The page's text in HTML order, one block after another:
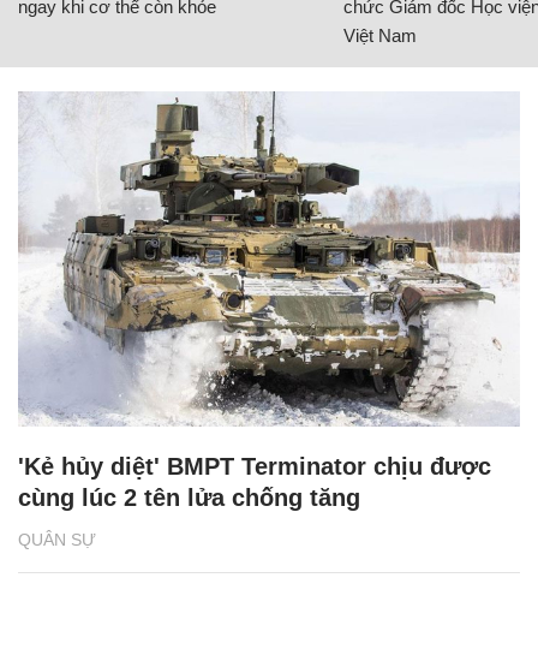
ngay khi cơ thể còn khỏe
chức Giám đốc Học
Việt Nam
QUÂN SỰ
'Kẻ hủy diệt' BMPT Terminator chịu được
cùng lúc 2 tên lửa chống tăng